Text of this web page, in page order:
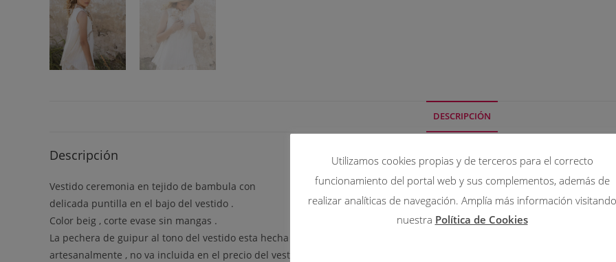
DESCRIPCIÓN
Descripción
Vestido ceremonia en tejido de bambula con
delicada puntilla en el bajo del vestido .
Color beig , corte evase sin mangas .
La pechera de guipur al tono del vestido esta hecha a mano
artesanalmente , no va incluida en el precio del vestido.
Utilizamos cookies propias y de terceros para el correcto
funcionamiento del portal web y sus complementos, además de
realizar analíticas de navegación. Amplía más información visitando
nuestra Política de Cookies